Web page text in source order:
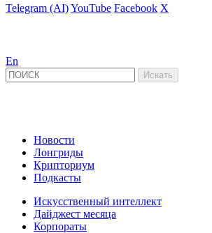
Telegram (AI)YouTube Facebook X
En
Новости
Лонгриды
Крипториум
Подкасты
Искусственный интеллект
Дайджест месяца
Корпораты